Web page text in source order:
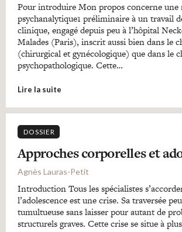
Pour introduire Mon propos concerne une
psychanalytique1 préliminaire à un travail
clinique, engagé depuis peu à l’hôpital
Malades (Paris), inscrit aussi bien dans le
(chirurgical et gynécologique) que dans le
psychopathologique. Cette…
Lire la suite
DOSSIER
Approches corporelles et
Agnès Lauras-Petit
Introduction Tous les spécialistes
l’adolescence est une crise. Sa traversée
tumultueuse sans laisser pour autant de
structurels graves. Cette crise se situe à